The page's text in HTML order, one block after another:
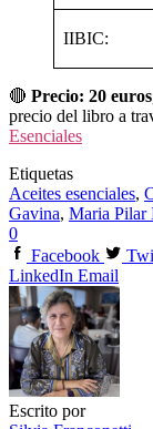
IIBIC:
🔴 Precio: 20 euros
precio del libro a
Esenciales
Etiquetas
Aceites esenciales,
Gavina, Maria Pilar
0
Facebook
LinkedIn Email
Escrito por